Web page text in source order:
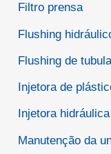
Filtro prensa
Flushing
Flushing de
Injetora de
Injetora hidráulica
Manutenção da